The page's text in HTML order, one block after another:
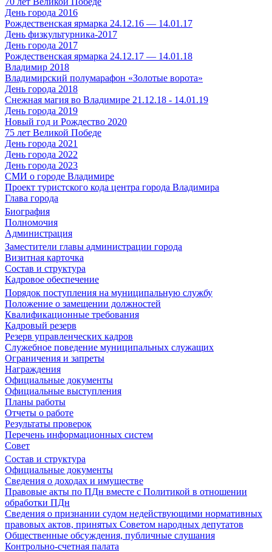
День города 2016
Рождественская ярмарка 24.12.16 — 14.01.17
День физкультурника-2017
День города 2017
Рождественская ярмарка 24.12.17 — 14.01.18
Владимир 2018
Владимирский полумарафон «Золотые ворота»
День города 2018
Снежная магия во Владимире 21.12.18 - 14.01.19
День города 2019
Новый год и Рождество 2020
75 лет Великой Победе
День города 2021
День города 2022
День города 2023
СМИ о городе Владимире
Проект туристского кода центра города Владимира
Глава города
Биография
Полномочия
Администрация
Заместители главы администрации города
Визитная карточка
Состав и структура
Кадровое обеспечение
Порядок поступления на муниципальную службу
Положение о замещении должностей
Квалификационные требования
Кадровый резерв
Резерв управленческих кадров
Служебное поведение муниципальных служащих
Ограничения и запреты
Награждения
Официальные документы
Официальные выступления
Планы работы
Отчеты о работе
Результаты проверок
Перечень информационных систем
Совет
Состав и структура
Официальные документы
Сведения о доходах и имуществе
Правовые акты по ПДн вместе с Политикой в отношении
обработки ПДн
Сведения о признании судом недействующими нормативных
правовых актов, принятых Советом народных депутатов
Общественные обсуждения, публичные слушания
Контрольно-счетная палата